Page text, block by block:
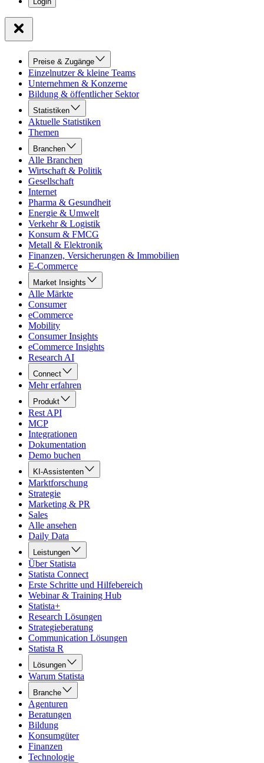
Preise & Zugänge
Einzelnutzer & kleine Teams
Unternehmen & Konzerne
Bildung & öffentlicher Sektor
Statistiken
Aktuelle Statistiken
Themen
Branchen
Alle Branchen
Wirtschaft & Politik
Gesellschaft
Internet
Pharma & Gesundheit
Energie & Umwelt
Verkehr & Logistik
Konsum & FMCG
Metall & Elektronik
Finanzen, Versicherungen & Immobilien
E-Commerce
Market Insights
Alle Märkte
Consumer
eCommerce
Mobility
Consumer Insights
eCommerce Insights
Research AI
Connect
Mehr erfahren
Produkt
Rest API
MCP
Integrationen
Dokumentation
Demo buchen
KI-Assistenten
Marktforschung
Strategie
Marketing & PR
Sales
Alle ansehen
Daily Data
Leistungen
Über Statista
Statista Connect
Erste Schritte und Hilfebereich
Webinar & Training Hub
Statista+
Research Lösungen
Strategieberatung
Communication Lösungen
Statista R
Lösungen
Warum Statista
Branche
Agenturen
Beratungen
Bildung
Konsumgüter
Finanzen
Technologie